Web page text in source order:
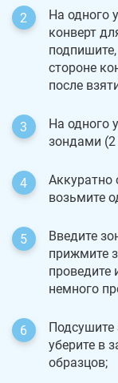
На одного
конверт
стороне
после
На одного
зондами (2
Аккуратно
возьмите
Введите
прижмите
проведите
немного
Подсушите
уберите в
образцов;